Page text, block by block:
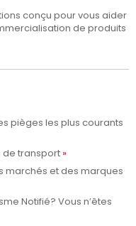
conçu pour vous aider
de produits
pièges les plus courants
de transport
marchés et des marques
Notifié? Vous n’êtes